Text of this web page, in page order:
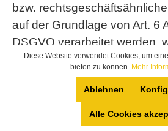
bzw.
auf der Grundlage von Art. 6
DSGVO verarbeitet werden,
Daten nach Ablauf der
routinemäßig gelöscht,
zur Vertragserfüllung oder
erforderlich sind und/oder
berechtigtes Interesse an der
Diese Website verwendet Cookies, um
bieten zu können. Mehr
Ablehnen
Alle Cookies